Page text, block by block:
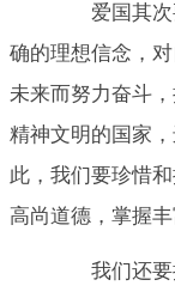
爱国其次
确的理想信念，
未来而努力奋斗
精神文明的国家
此，我们要珍惜
高尚道德，掌握
我们还要